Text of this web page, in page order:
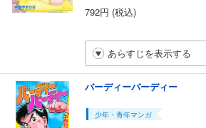
792円 (税込)
あらすじを表示する
バーディーバーディー
少年・青年マンガ